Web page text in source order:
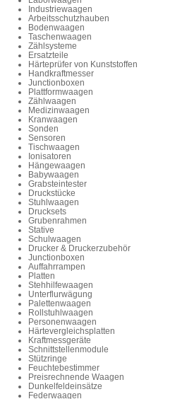
Industriewaagen
Arbeitsschutzhauben
Bodenwaagen
Taschenwaagen
Zählsysteme
Ersatzteile
Härteprüfer von Kunststoffen
Handkraftmesser
Junctionboxen
Plattformwaagen
Zählwaagen
Medizinwaagen
Kranwaagen
Sonden
Sensoren
Tischwaagen
Ionisatoren
Hängewaagen
Babywaagen
Grabsteintester
Druckstücke
Stuhlwaagen
Drucksets
Grubenrahmen
Stative
Schulwaagen
Drucker & Druckerzubehör
Junctionboxen
Auffahrrampen
Platten
Stehhilfewaagen
Unterflurwägung
Palettenwaagen
Rollstuhlwaagen
Personenwaagen
Härtevergleichsplatten
Kraftmessgeräte
Schnittstellenmodule
Stützringe
Feuchtebestimmer
Preisrechnende Waagen
Dunkelfeldeinsätze
Federwaagen